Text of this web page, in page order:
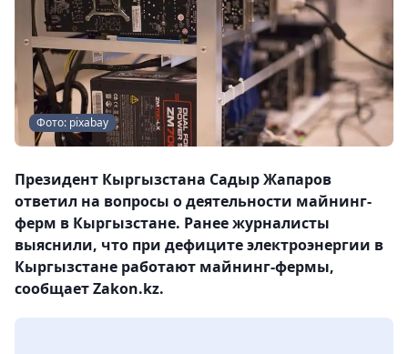
Фото: pixabay
Президент Кыргызстана Садыр Жапаров
ответил на вопросы о деятельности майнинг-
ферм в Кыргызстане. Ранее журналисты
выяснили, что при дефиците электроэнергии в
Кыргызстане работают майнинг-фермы,
сообщает Zakon.kz.